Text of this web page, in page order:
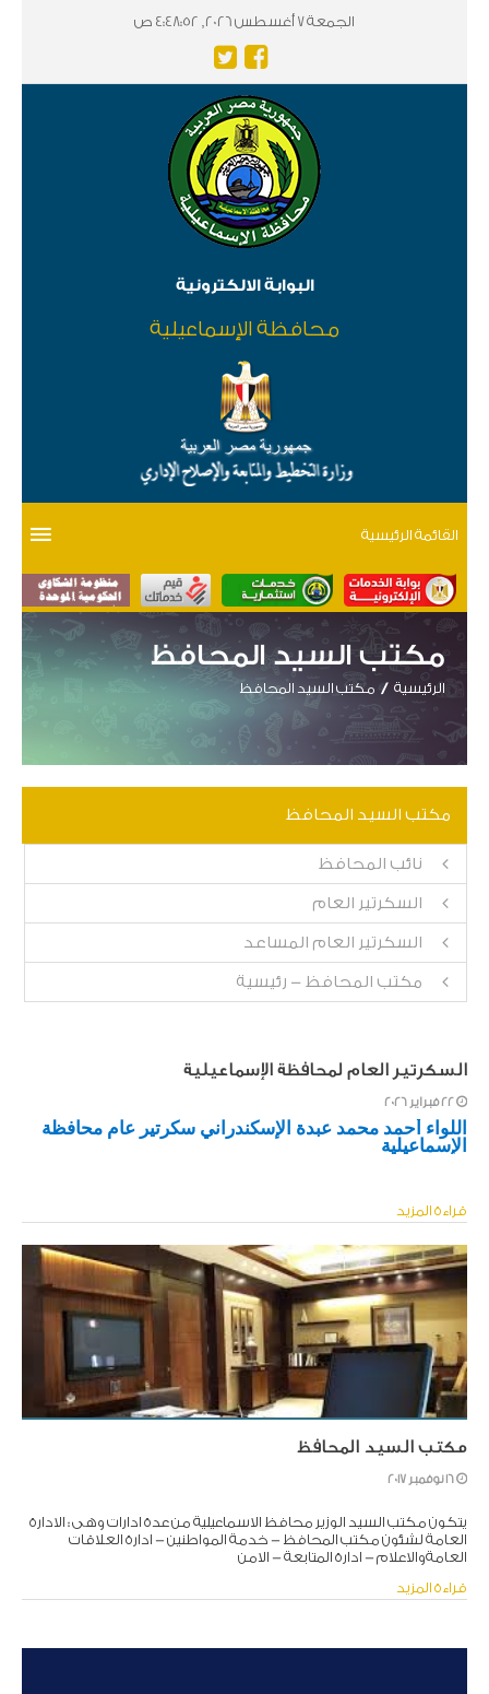
الجمعة 7 أغسطس 2026, 4:48:52 ص
البوابة الالكترونية
محافظة الإسماعيلية
القائمة الرئيسية
مكتب السيد المحافظ
الرئيسية مكتب السيد المحافظ
مكتب السيد المحافظ
نائب المحافظ
السكرتير العام
السكرتير العام المساعد
مكتب المحافظ - رئيسية
السكرتير العام لمحافظة الإسماعيلية
​اللواء أحمد محمد عبدة الإسكندراني سكرتير عام محافظة
الإسماعيلية
قراءة المزيد
مكتب السيد المحافظ
يتكون مكتب السيد الوزير محافظ الاسماعيلية من عدة ادارات وهى : الادارة
العامة لشئون مكتب المحافظ - خدمة المواطنين - ادارة العلاقات
العامةوالاعلام - ادارة المتابعة - الامن
قراءة المزيد